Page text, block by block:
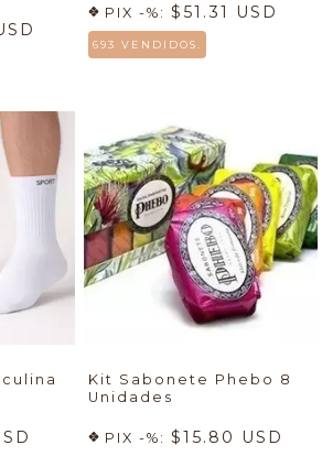
PIX -%: $51.31 USD
693 VENDIDOS.
Kit Sabonete Phebo 8
Unidades
PIX -%: $15.80 USD